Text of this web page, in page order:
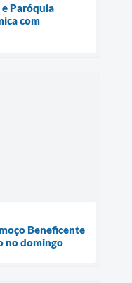
Paróquia
com
Beneficente
no domingo